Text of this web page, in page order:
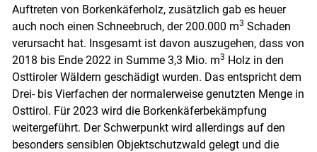
Auftreten von Borkenkäferholz, zusätzlich gab es heuer
auch noch einen Schneebruch, der 200.000 m3 Schaden
verursacht hat. Insgesamt ist davon auszugehen, dass von
2018 bis Ende 2022 in Summe 3,3 Mio. m3 Holz in den
Osttiroler Wäldern geschädigt wurden. Das entspricht dem
Drei- bis Vierfachen der normalerweise genutzten Menge in
Osttirol. Für 2023 wird die Borkenkäferbekämpfung
weitergeführt. Der Schwerpunkt wird allerdings auf den
besonders sensiblen Objektschutzwald gelegt und die